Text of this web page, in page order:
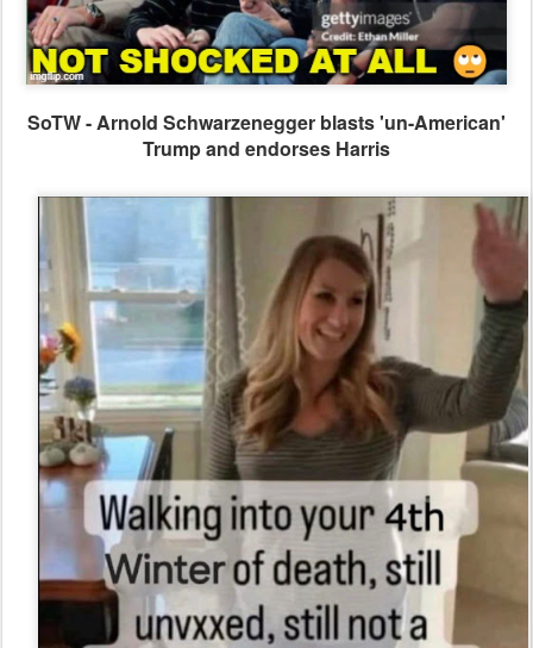
SoTW -Arnold Schwarzenegger blasts 'un-American'
Trump and endorses Harris